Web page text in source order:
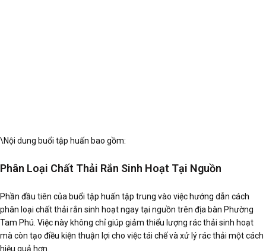
\Nội dung buổi tập huấn bao gồm:
Phân Loại Chất Thải Rắn Sinh Hoạt Tại Nguồn
Phần đầu tiên của buổi tập huấn tập trung vào việc hướng dẫn cách
phân loại chất thải rắn sinh hoạt ngay tại nguồn trên địa bàn Phường
Tam Phú. Việc này không chỉ giúp giảm thiểu lượng rác thải sinh hoạt
mà còn tạo điều kiện thuận lợi cho việc tái chế và xử lý rác thải một cách
hiệu quả hơn.